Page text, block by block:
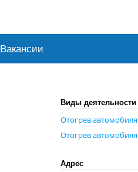
Вакансии
Виды деятельности
Отогрев автомобиля
Отогрев автомобиля
Адрес